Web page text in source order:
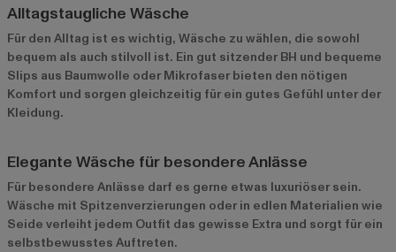
Alltagstaugliche Wäsche
Für den Alltag ist es wichtig, Wäsche zu wählen, die sowohl
bequem als auch stilvoll ist. Ein gut sitzender BH und bequeme
Slips aus Baumwolle oder Mikrofaser bieten den nötigen
Komfort und sorgen gleichzeitig für ein gutes Gefühl unter der
Kleidung.
Elegante Wäsche für besondere Anlässe
Für besondere Anlässe darf es gerne etwas luxuriöser sein.
Wäsche mit Spitzenverzierungen oder in edlen Materialien wie
Seide verleiht jedem Outfit das gewisse Extra und sorgt für ein
selbstbewusstes Auftreten.